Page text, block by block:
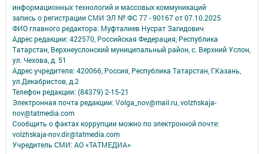
информационных технологий и массовых коммуникаций
запись о регистрации СМИ ЭЛ № ФС 77 - 90167 от 07.10.2025
ФИО главного редактора: Муфталиев Нусрат Загидович
Адрес редакции: 422570, Российская Федерация, Республика
Татарстан, Верхнеуслонский муниципальный район, с. Верхний Услон,
ул. Чехова, д. 51
Адрес учредителя: 420066, Россия, Республика Татарстан, Г.Казань,
ул.Декабристов, д.2
Телефон редакции: (84379) 2-15-21
Электронная почта редакции: Volga_nov@mail.ru, volzhskaja-
nov@tatmedia.com
Сообщить о фактах коррупции можно по электронной почте:
volzhskaja-nov.dir@tatmedia.com
Учредитель СМИ: АО «ТАТМЕДИА»